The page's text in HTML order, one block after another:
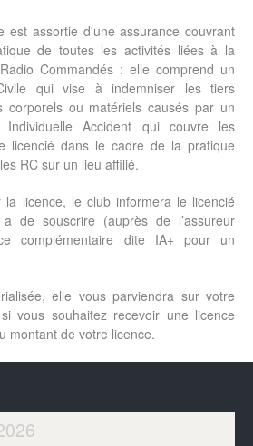
est assortie d'une assurance couvrant
de toutes les activités liées à la
Commandés : elle comprend un
qui vise à indemniser les tiers
corporels ou matériels causés par un
Accident qui couvre les
licencié dans le cadre de la pratique
RC sur un lieu affilié.
licence, le club informera le licencié
de souscrire (auprès de l’assureur
complémentaire dite IA+ pour un
elle vous parviendra sur votre
vous souhaitez recevoir une licence
montant de votre licence.